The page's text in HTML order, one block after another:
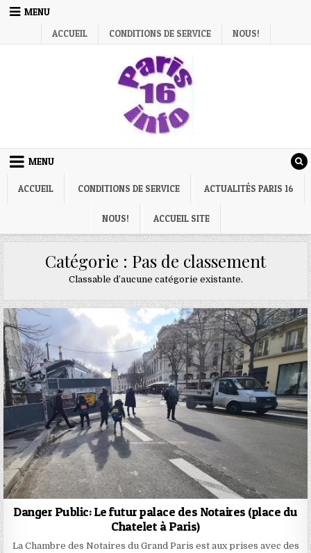
Skip
MENU
ACCUEIL
CONDITIONS DE SERVICE NOUS!
MENU
ACCUEIL CONDITIONS DE SERVICE ACTUALITÉS PARIS 16
NOUS! ACCUEIL SITE
Catégorie : Pas de classement
Classable d’aucune catégorie existante.
Danger Public: Le futur palace des Notaires (place du
Chatelet à Paris)
La Chambre des Notaires du Grand Paris est aux prises avec des